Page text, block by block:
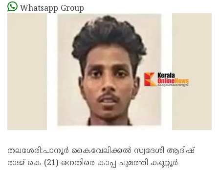
Whatsapp Group
തലശേരി:​പാനൂർ കൈവേലിക്കൽ സ്വദേശി ആദിഷ്
രാജ് കെ (21)-നെതിരെ കാപ്പ ചുമത്തി കണ്ണൂർ